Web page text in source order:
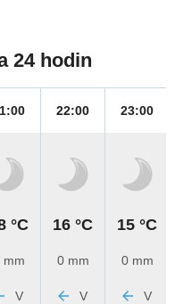
24 hodin
°C
mm
V
22:00
16 °C
0 mm
V
23:00
15 °C
0 mm
V